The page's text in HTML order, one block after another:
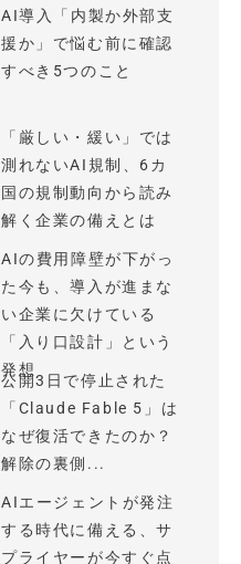
AI導入「内製か外部支
援か」で悩む前に確認
すべき5つのこと
「厳しい・緩い」では
測れないAI規制、6カ
国の規制動向から読み
解く企業の備えとは
AIの費用障壁が下がっ
た今も、導入が進まな
い企業に欠けている
「入り口設計」という
発想
公開3日で停止された
「Claude Fable 5」は
なぜ復活できたのか？
解除の裏側...
AIエージェントが発注
する時代に備える、サ
プライヤーが今すぐ点